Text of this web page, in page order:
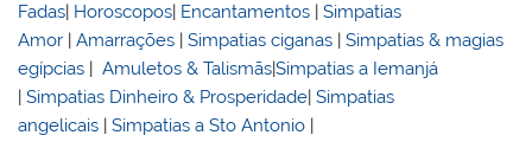
Fadas Horoscopos Encantamentos |Simpatias
Amor |Amarrações |Simpatias ciganas |Simpatias & magias
egípcias |Amuletos & Talismãs|Simpatias a Iemanjá
|Simpatias Dinheiro & Prosperidade |Simpatias
angelicais |Simpatias a Sto Antonio